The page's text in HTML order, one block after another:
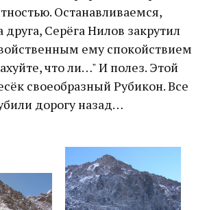
Останавливаемся,
друга, Серёга Нилов закрутил
ему спокойствием
что ли…" И полез. Этой
своеобразный Рубикон. Все
дорогу назад…